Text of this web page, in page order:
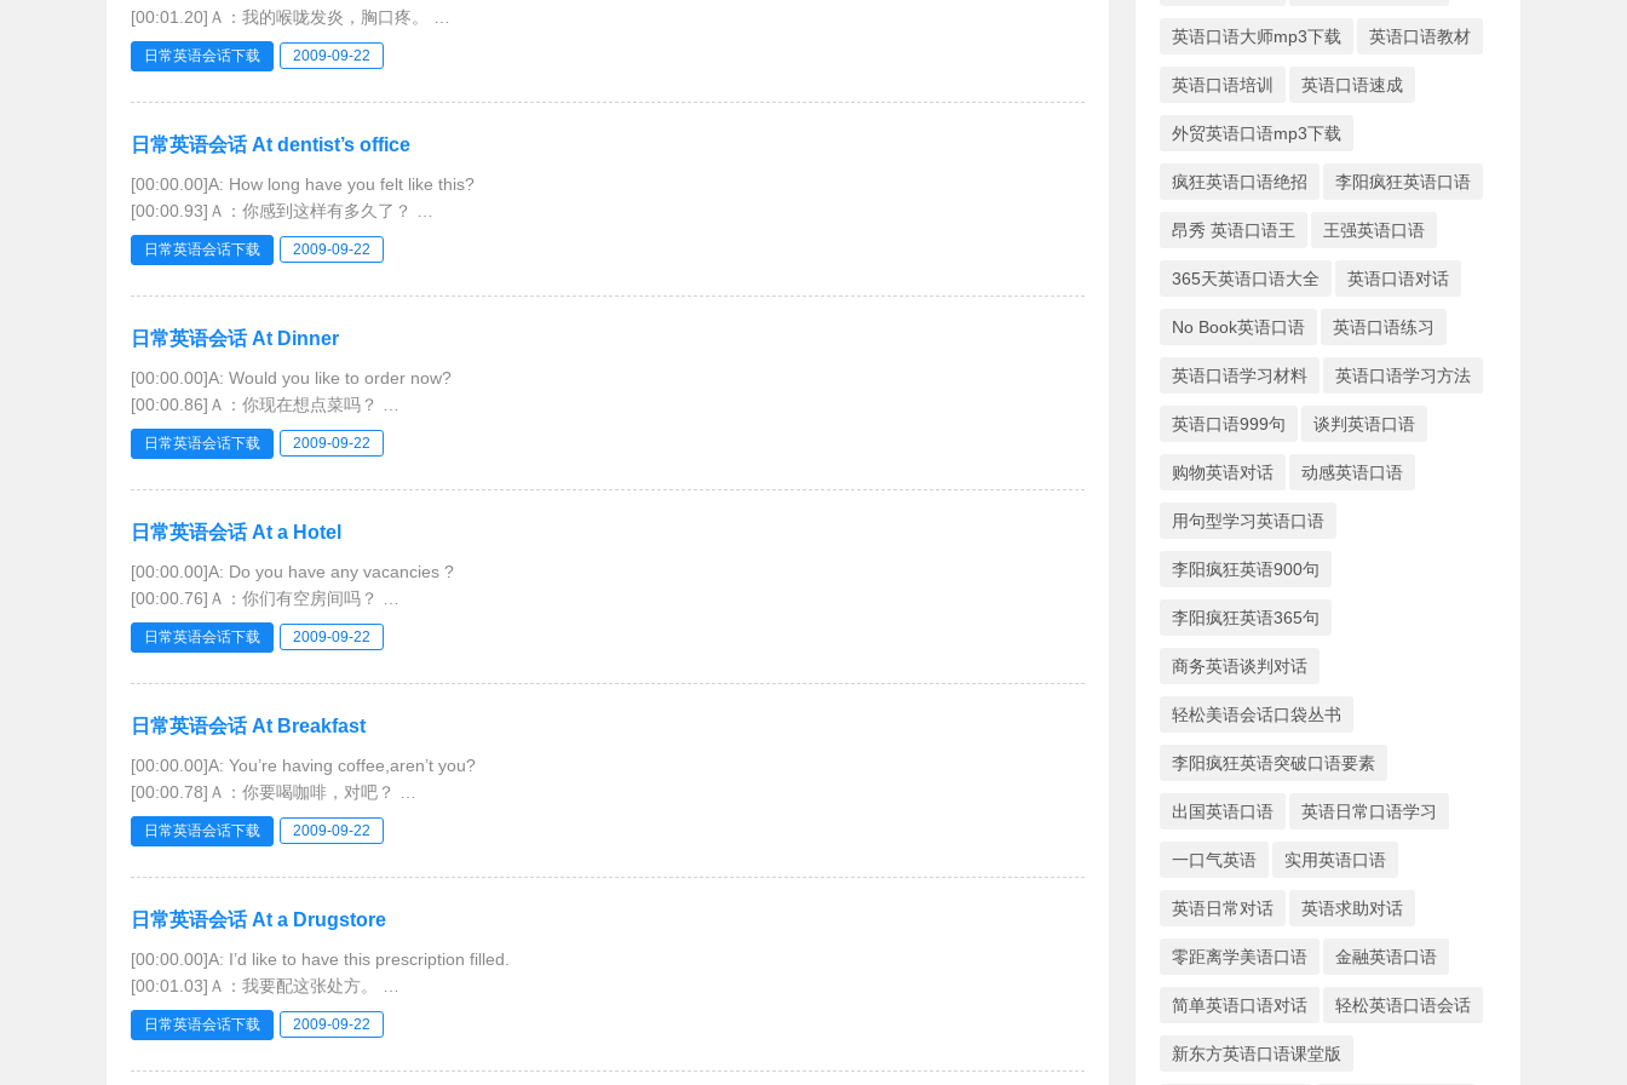
[00:01.20]Ａ：我的喉咙发炎，胸口疼。
[00:02.40]B:How long have you been like this?
[00:03.15]Ｂ：这种情况有多久了？
日常英语会话下载 2009-09-22
日常英语会话 At dentist’s office
[00:00.00]A: How long have you felt like this?
[00:00.93]Ａ：你感到这样有多久了？
[00:01.85]B: It started bothering me yesterday afternoon.
[00:03.24]Ｂ：从昨天下午起就开始折腾我了。
日常英语会话下载 2009-09-22
日常英语会话 At Dinner
[00:00.00]A: Would you like to order now?
[00:00.86]Ａ：你现在想点菜吗？
[00:01.72]B: Yes.I’ll have the shrimp cocktail to start.
[00:03.03]Ｂ：好的。我先来一道虾仁开胃盅。
日常英语会话下载 2009-09-22
日常英语会话 At a Hotel
[00:00.00]A: Do you have any vacancies ?
[00:00.76]Ａ：你们有空房间吗？
[00:01.52]B:Yes,we have a nice room on the fourth floor.
[00:02.74]Ｂ：有，四楼有一间很好的房间。
日常英语会话下载 2009-09-22
日常英语会话 At Breakfast
[00:00.00]A: You’re having coffee,aren’t you?
[00:00.78]Ａ：你要喝咖啡，对吧？
[00:01.57]B: Yes,I always have coffee in the morning .
[00:02.99]Ｂ：是的。我总是在早晨喝咖啡。
日常英语会话下载 2009-09-22
日常英语会话 At a Drugstore
[00:00.00]A: I’d like to have this prescription filled.
[00:01.03]Ａ：我要配这张处方。
[00:02.06]B: It’ll only take a few minutes if you want to wait.
[00:03.23]Ｂ：如果你想等的话，只消几分钟就
日常英语会话下载 2009-09-22
英语口语大师mp3下载 英语口语教材
英语口语培训 英语口语速成
外贸英语口语mp3下载
疯狂英语口语绝招 李阳疯狂英语口语
昂秀 英语口语王 王强英语口语
365天英语口语大全 英语口语对话
No Book英语口语 英语口语练习
英语口语学习材料 英语口语学习方法
英语口语999句 谈判英语口语
购物英语对话 动感英语口语
用句型学习英语口语
李阳疯狂英语900句
李阳疯狂英语365句
商务英语谈判对话
轻松美语会话口袋丛书
李阳疯狂英语突破口语要素
出国英语口语 英语日常口语学习
一口气英语 实用英语口语
英语日常对话 英语求助对话
零距离学美语口语 金融英语口语
简单英语口语对话 轻松英语口语会话
新东方英语口语课堂版